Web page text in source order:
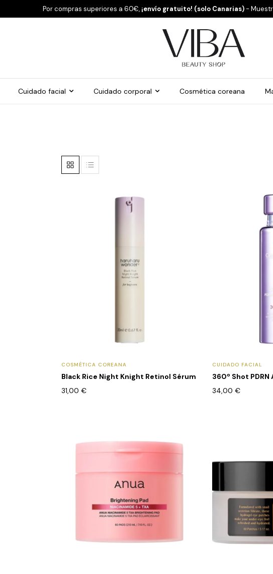
Por compras superiores a 60€, ¡envío gratuito! (solo Canarias) -
Cuidado facial Cuidado corporal Cosmética coreana
COSMÉTICA COREANA
Black Rice Night Knight Retinol Sérum
31,00 €
CUIDADO FACIAL
360º Shot
34,00 €